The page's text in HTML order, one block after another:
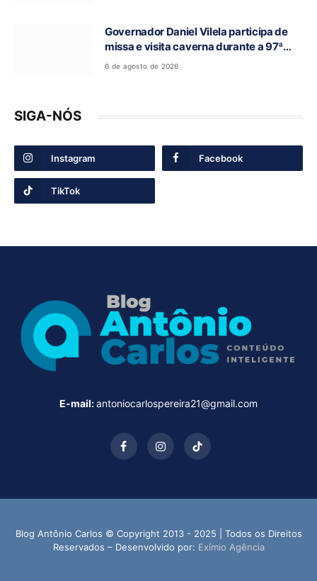
Governador Daniel Vilela participa de
missa e visita caverna durante a 97ª
Romaria do Bom Jesus da Lapa de Terra
6 de agosto de 2026
SIGA-NÓS
Instagram Facebook
TikTok
E-mail:antoniocarlospereira21@gmail.com
FacebookInstagramTikTok
Blog Antônio Carlos © Copyright 2013 - 2025 | Todos os Direitos
Reservados – Desenvolvido por: Exímio Agência